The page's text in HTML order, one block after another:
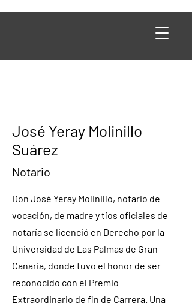
José Yeray Molinillo
Suárez
Notario
Don José Yeray Molinillo, notario de
vocación, de madre y tíos oficiales de
notaría se licenció en Derecho por la
Universidad de Las Palmas de Gran
Canaria, donde tuvo el honor de ser
reconocido con el Premio
Extraordinario de fin de Carrera. Una